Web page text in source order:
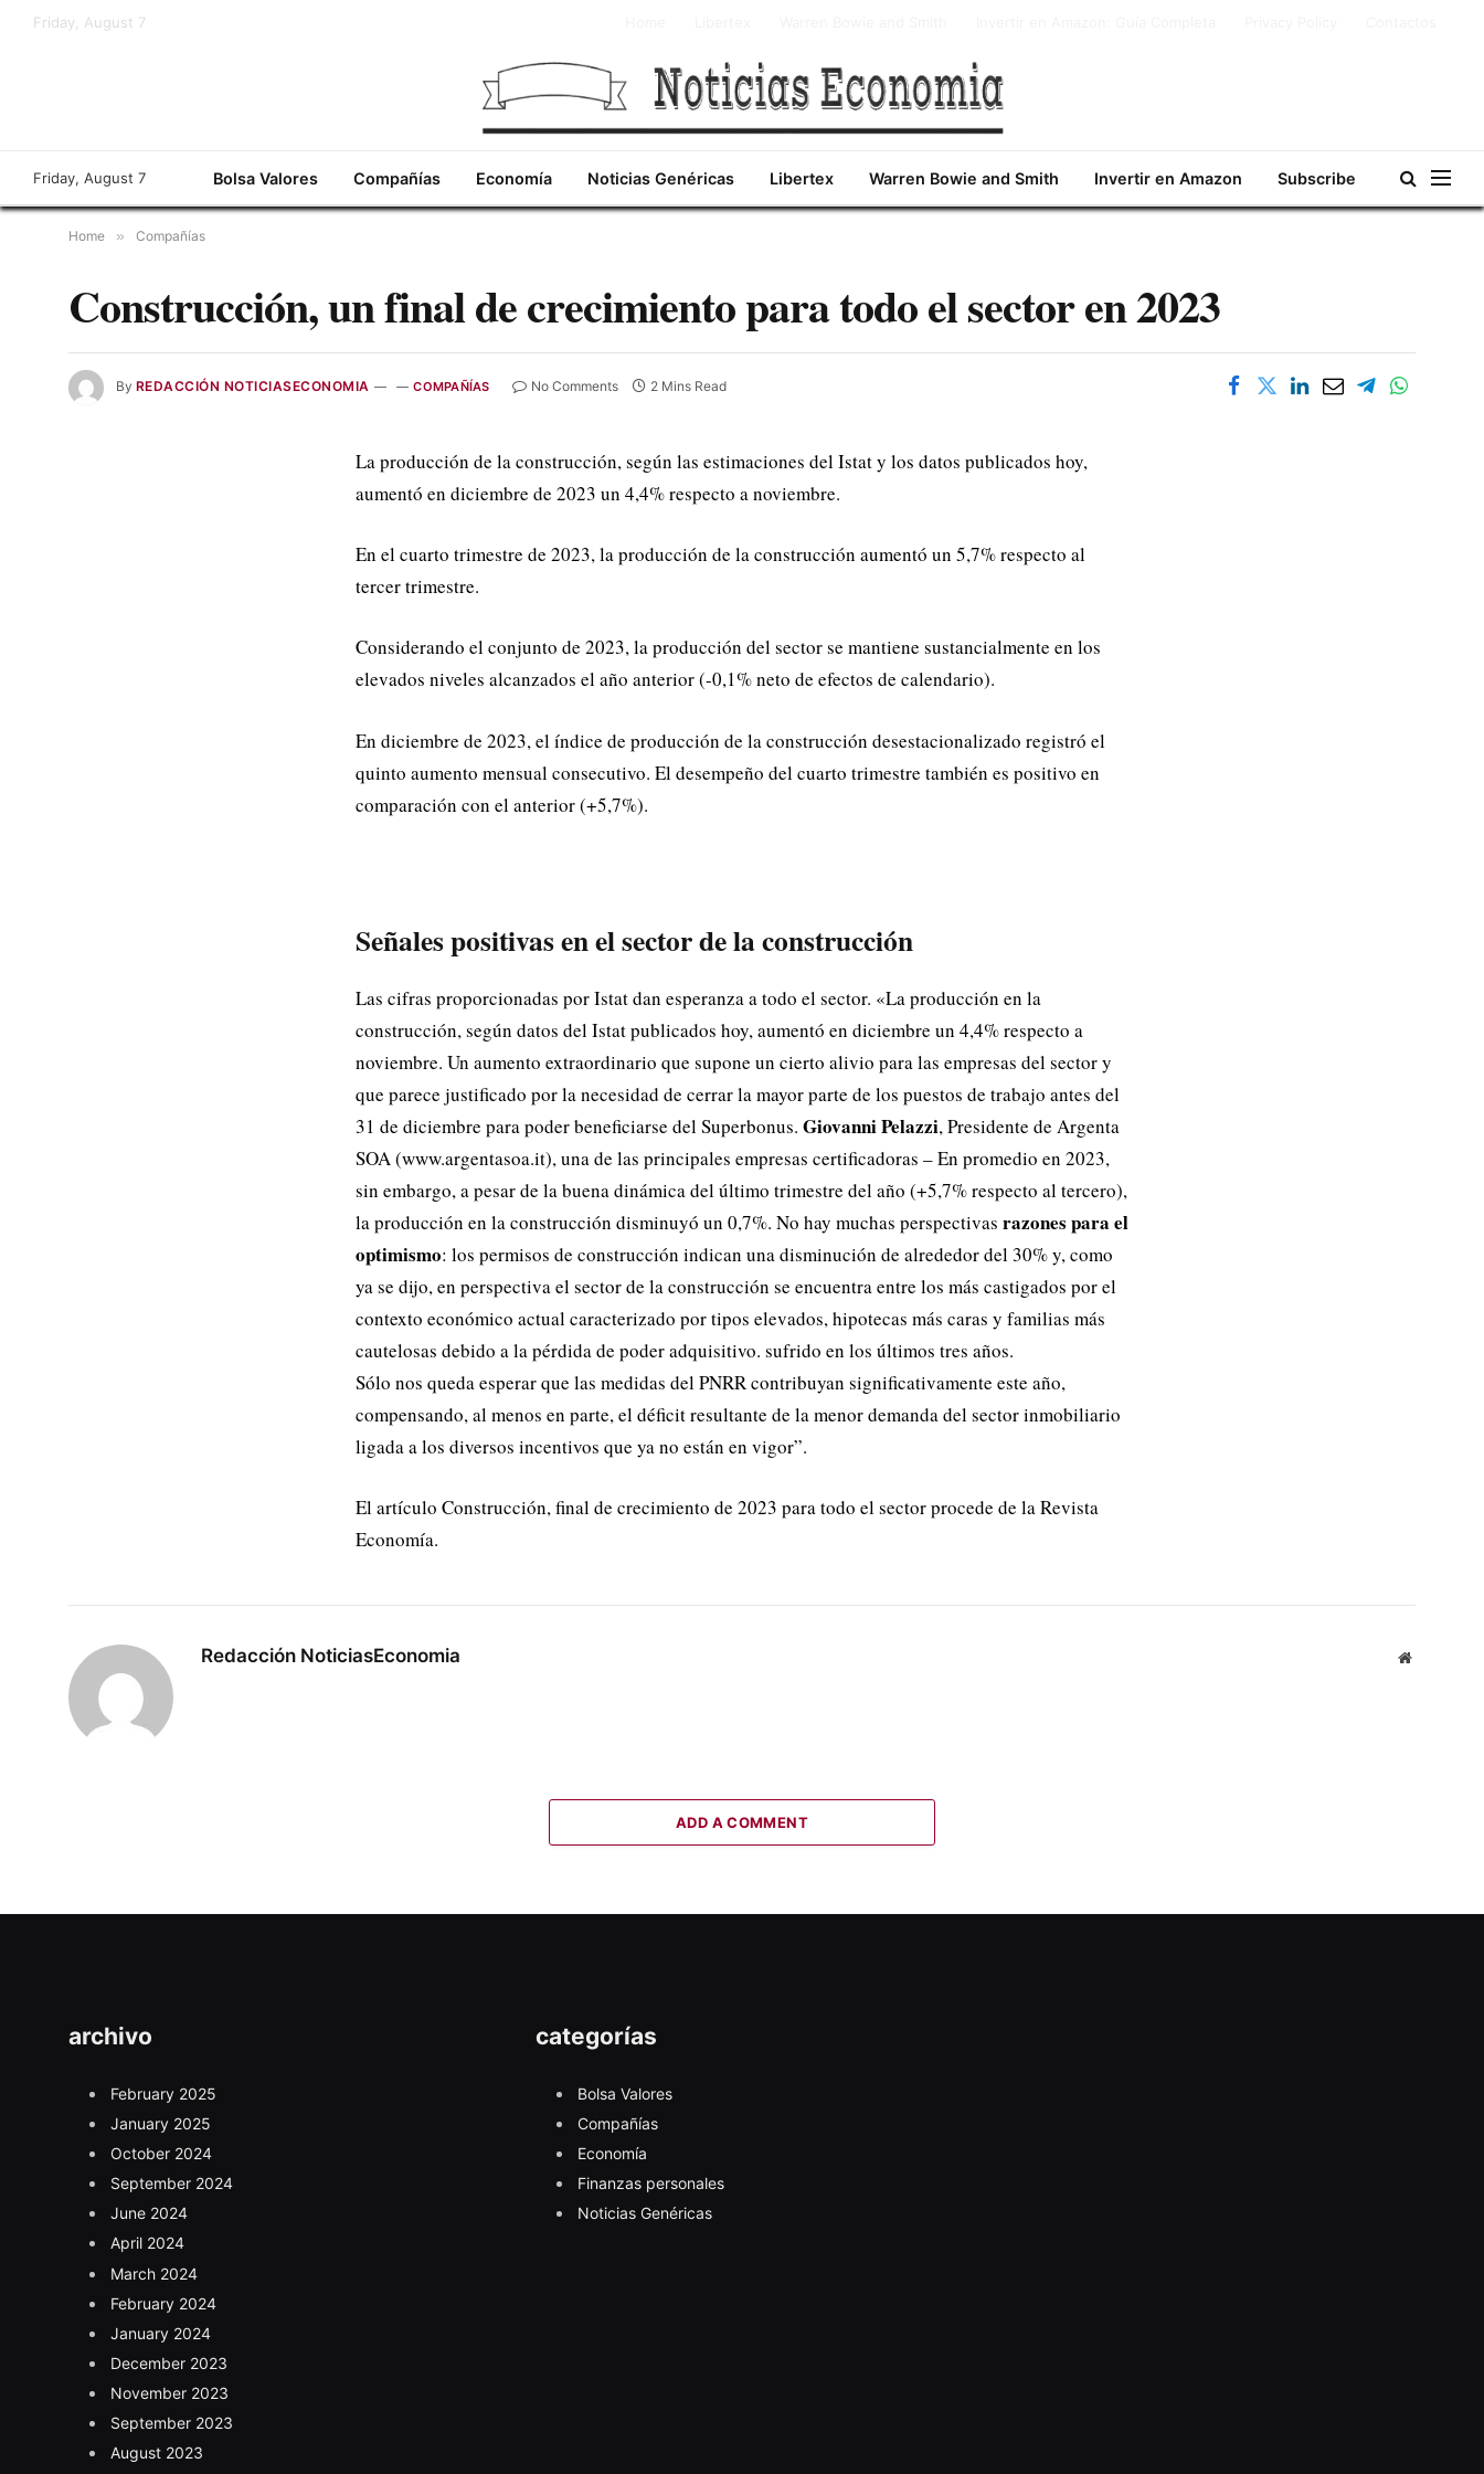
Friday, August 7
Friday, August 7 Bolsa Valores Compañías Economía Noticias Genéricas Libertex Warren Bowie and Smith Invertir en Amazon Subscribe
Home » Compañías
Construcción, un final de crecimiento para todo el sector en 2023
By REDACCIÓN NOTICIASECONOMIA COMPAÑÍAS No Comments 2 Mins Read
La producción de la construcción, según las estimaciones del Istat y los datos publicados hoy,
aumentó en diciembre de 2023 un 4,4% respecto a noviembre.
En el cuarto trimestre de 2023, la producción de la construcción aumentó un 5,7% respecto al
tercer trimestre.
Considerando el conjunto de 2023, la producción del sector se mantiene sustancialmente en los
elevados niveles alcanzados el año anterior (-0,1% neto de efectos de calendario).
En diciembre de 2023, el índice de producción de la construcción desestacionalizado registró el
quinto aumento mensual consecutivo. El desempeño del cuarto trimestre también es positivo en
comparación con el anterior (+5,7%).
Señales positivas en el sector de la construcción
Las cifras proporcionadas por Istat dan esperanza a todo el sector. «La producción en la
construcción, según datos del Istat publicados hoy, aumentó en diciembre un 4,4% respecto a
noviembre. Un aumento extraordinario que supone un cierto alivio para las empresas del sector y
que parece justificado por la necesidad de cerrar la mayor parte de los puestos de trabajo antes del
31 de diciembre para poder beneficiarse del Superbonus. Giovanni Pelazzi, Presidente de Argenta
SOA (www.argentasoa.it), una de las principales empresas certificadoras – En promedio en 2023,
sin embargo, a pesar de la buena dinámica del último trimestre del año (+5,7% respecto al tercero),
la producción en la construcción disminuyó un 0,7%. No hay muchas perspectivas razones para el
optimismo: los permisos de construcción indican una disminución de alrededor del 30% y, como
ya se dijo, en perspectiva el sector de la construcción se encuentra entre los más castigados por el
contexto económico actual caracterizado por tipos elevados, hipotecas más caras y familias más
cautelosas debido a la pérdida de poder adquisitivo. sufrido en los últimos tres años.
Sólo nos queda esperar que las medidas del PNRR contribuyan significativamente este año,
compensando, al menos en parte, el déficit resultante de la menor demanda del sector inmobiliario
ligada a los diversos incentivos que ya no están en vigor”.
El artículo Construcción, final de crecimiento de 2023 para todo el sector procede de la Revista
Economía.
Redacción NoticiasEconomia Website
ADD A COMMENT
archivo
February 2025
January 2025
October 2024
September 2024
June 2024
April 2024
March 2024
February 2024
January 2024
December 2023
November 2023
September 2023
August 2023
categorías
Bolsa Valores
Compañías
Economía
Finanzas personales
Noticias Genéricas